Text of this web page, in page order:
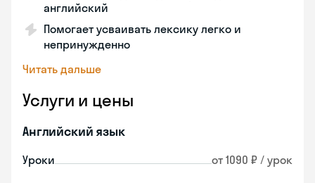
английский
Помогает усваивать лексику легко и
непринужденно
Читать дальше
Услуги и цены
Английский язык
Уроки от 1090 ₽ / урок